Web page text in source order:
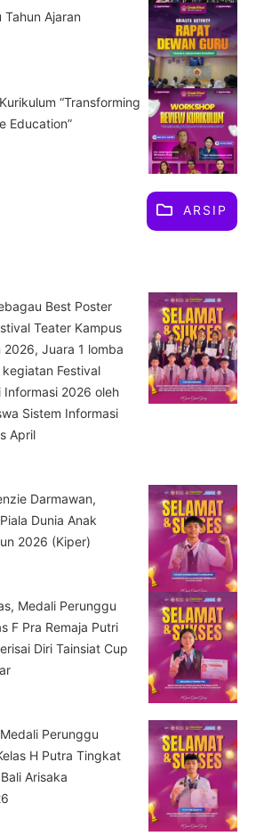
Tahun Ajaran
“Transforming
Education”
ARSIP
Best Poster
Teater Kampus
Juara 1 lomba
Festival
Informasi 2026 oleh
Sistem Informasi
April
Darmawan,
Dunia Anak
2026 (Kiper)
Medali Perunggu
F Pra Remaja Putri
Diri Tainsiat Cup
Perunggu
H Putra Tingkat
Arisaka